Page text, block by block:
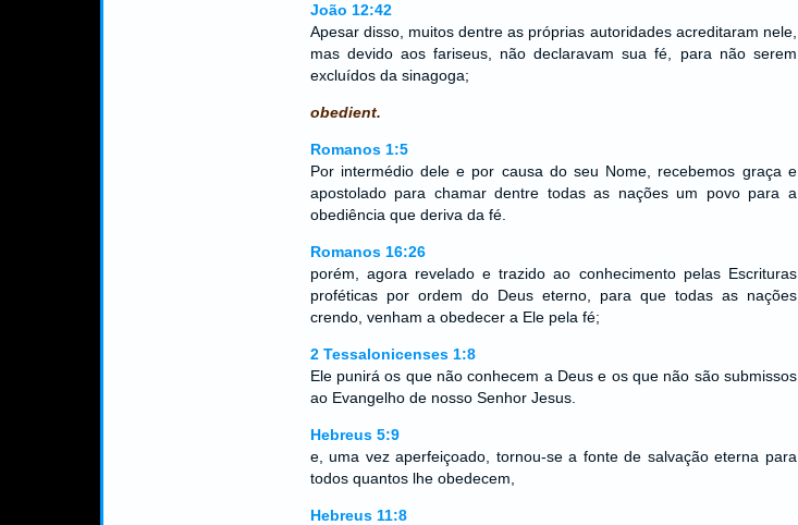
João 12:42
Apesar disso, muitos dentre as próprias autoridades acreditaram nele,
mas devido aos fariseus, não declaravam sua fé, para não serem
excluídos da sinagoga;
obedient.
Romanos 1:5
Por intermédio dele e por causa do seu Nome, recebemos graça e
apostolado para chamar dentre todas as nações um povo para a
obediência que deriva da fé.
Romanos 16:26
porém, agora revelado e trazido ao conhecimento pelas Escrituras
proféticas por ordem do Deus eterno, para que todas as nações
crendo, venham a obedecer a Ele pela fé;
2 Tessalonicenses 1:8
Ele punirá os que não conhecem a Deus e os que não são submissos
ao Evangelho de nosso Senhor Jesus.
Hebreus 5:9
e, uma vez aperfeiçoado, tornou-se a fonte de salvação eterna para
todos quantos lhe obedecem,
Hebreus 11:8